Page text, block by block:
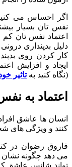
اگر احساس می
نفس تان بسیار
اعتماد نفس تان
دلیل بدپنداری
کار کردن روی
ایجاد و افزایش
(نگاه کنید بهتاثیر
اعتماد به
انسان ها عاشق
کنند و ویژگی های
فاروق رضوان در
می دهد چگونه نشان
تواند شانس عاشق